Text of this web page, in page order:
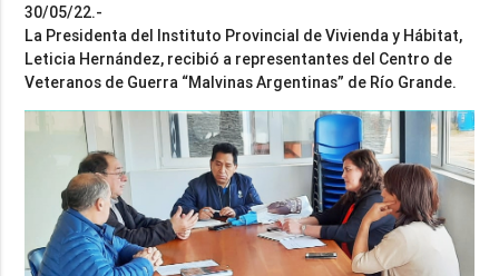
30/05/22.-
La Presidenta del Instituto Provincial de Vivienda y Hábitat,
Leticia Hernández, recibió a representantes del Centro de